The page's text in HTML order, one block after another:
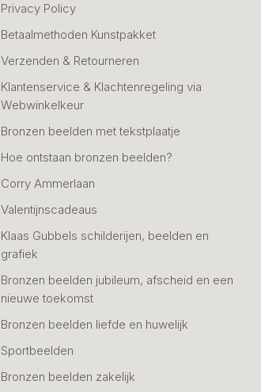
Privacy Policy
Betaalmethoden Kunstpakket
Verzenden & Retourneren
Klantenservice & Klachtenregeling via
Webwinkelkeur
Bronzen beelden met tekstplaatje
Hoe ontstaan bronzen beelden?
Corry Ammerlaan
Valentijnscadeaus
Klaas Gubbels schilderijen, beelden en
grafiek
Bronzen beelden jubileum, afscheid en een
nieuwe toekomst
Bronzen beelden liefde en huwelijk
Sportbeelden
Bronzen beelden zakelijk